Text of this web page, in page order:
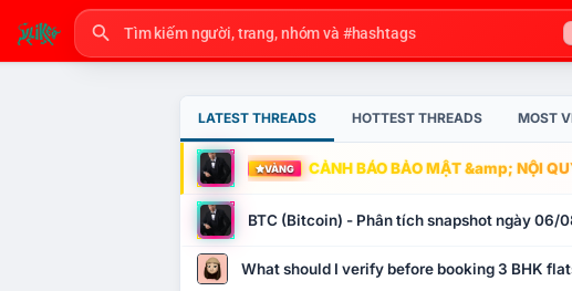
LATEST THREADS HOTTEST THREADS MOST
VÀNG CẢNH BÁO BẢO MẬT &amp; NỘI
BTC (Bitcoin) - Phân tích snapshot ngày 06/
What should I verify before booking 3 BHK